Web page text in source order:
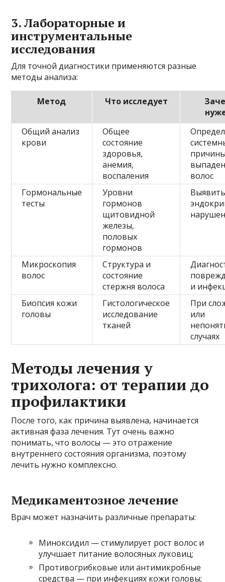
3. Лабораторные и
инструментальные
исследования
Для точной диагностики применяются разные
методы анализа:
Метод Что исследует
Общий анализ
крови
Общее
состояние
здоровья,
анемия,
воспаления
волос
Гормональные
тесты
Уровни
гормонов
щитовидной
железы,
половых
гормонов
Микроскопия
волос
Структура и
состояние
стержня волоса
и
Биопсия кожи
головы
Гистологическое
исследование
тканей
При
или
случаях
Методы лечения у
трихолога: от терапии до
профилактики
После того, как причина выявлена, начинается
активная фаза лечения. Тут очень важно
понимать, что волосы — это отражение
внутреннего состояния организма, поэтому
лечить нужно комплексно.
Медикаментозное лечение
Врач может назначить различные препараты:
Миноксидил — стимулирует рост волос и
улучшает питание волосяных луковиц;
Противогрибковые или антимикробные
средства — при инфекциях кожи головы;